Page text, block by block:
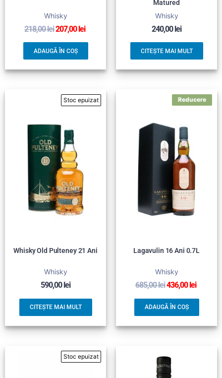
Whisky
218,00lei207,00lei
ADAUGĂ ÎN COȘ
Matured
Whisky
240,00lei
CITEȘTE MAI MULT
Whisky Old Pulteney 21 Ani
Whisky
590,00 lei
CITEȘTE MAI MULT
Lagavulin 16 Ani 0.7L
Whisky
685,00lei436,00 lei
ADAUGĂ ÎN COȘ